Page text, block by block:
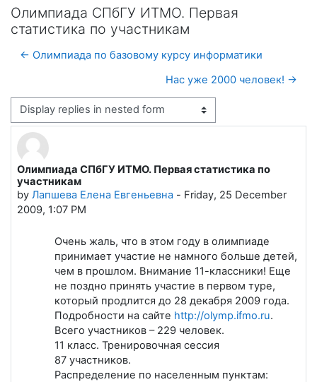
Олимпиада СПбГУ ИТМО. Первая
статистика по участникам
← Олимпиада по базовому курсу информатики
Нас уже 2000 человек! →
Display mode
Олимпиада СПбГУ ИТМО. Первая статистика по
участникам
by Лапшева Елена Евгеньевна - Friday, 25 December
2009, 1:07 PM
Number of replies: 0
Очень жаль, что в этом году в олимпиаде
принимает участие не намного больше детей,
чем в прошлом. Внимание 11-классники! Еще
не поздно принять участие в первом туре,
который продлится до 28 декабря 2009 года.
Подробности на сайте http://olymp.ifmo.ru.
Всего участников – 229 человек.
11 класс. Тренировочная сессия
87 участников.
Распределение по населенным пунктам: